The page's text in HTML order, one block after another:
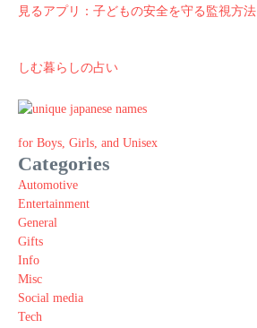
見るアプリ：子どもの安全を守る監視方法
しむ暮らしの占い
for Boys, Girls, and Unisex
Categories
Automotive
Entertainment
General
Gifts
Info
Misc
Social media
Tech